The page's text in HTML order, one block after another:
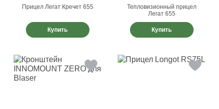
Прицел Легат Кречет 655
Купить
Тепловизионный прицел
Легат 655
Купить